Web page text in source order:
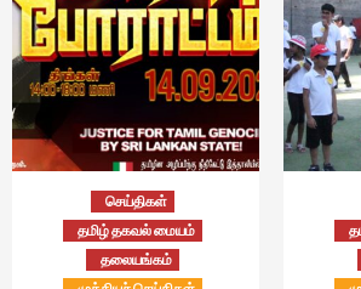
செய்திகள்
தமிழ் தகவல் மையம்
தலையங்கம்